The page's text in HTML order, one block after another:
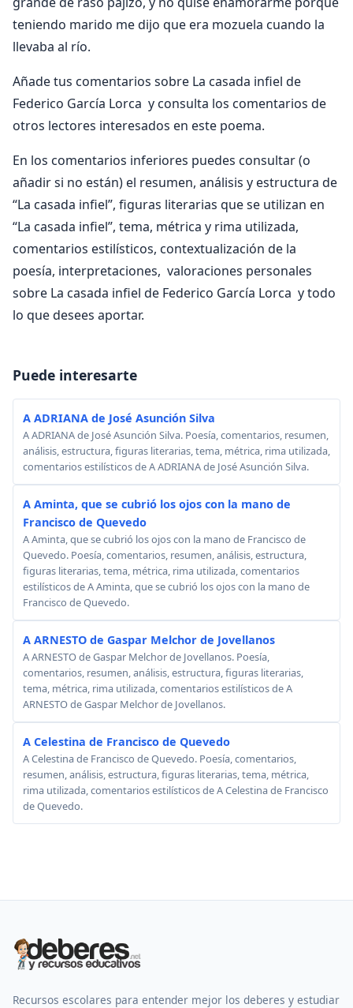
teniendo marido me dijo que era mozuela cuando la
llevaba al río.
Añade tus comentarios sobre La casada infiel de
Federico García Lorca y consulta los comentarios de
otros lectores interesados en este poema.
En los comentarios inferiores puedes consultar (o
añadir si no están) el resumen, análisis y estructura de
“La casada infiel”, figuras literarias que se utilizan en
“La casada infiel”, tema, métrica y rima utilizada,
comentarios estilísticos, contextualización de la
poesía, interpretaciones, valoraciones personales
sobre La casada infiel de Federico García Lorca y todo
lo que desees aportar.
Puede interesarte
A ADRIANA de José Asunción Silva
A ADRIANA de José Asunción Silva. Poesía, comentarios, resumen,
análisis, estructura, figuras literarias, tema, métrica, rima utilizada,
comentarios estilísticos de A ADRIANA de José Asunción Silva.
A Aminta, que se cubrió los ojos con la mano de
Francisco de Quevedo
A Aminta, que se cubrió los ojos con la mano de Francisco de
Quevedo. Poesía, comentarios, resumen, análisis, estructura,
figuras literarias, tema, métrica, rima utilizada, comentarios
estilísticos de A Aminta, que se cubrió los ojos con la mano de
Francisco de Quevedo.
A ARNESTO de Gaspar Melchor de Jovellanos
A ARNESTO de Gaspar Melchor de Jovellanos. Poesía,
comentarios, resumen, análisis, estructura, figuras literarias,
tema, métrica, rima utilizada, comentarios estilísticos de A
ARNESTO de Gaspar Melchor de Jovellanos.
A Celestina de Francisco de Quevedo
A Celestina de Francisco de Quevedo. Poesía, comentarios,
resumen, análisis, estructura, figuras literarias, tema, métrica,
rima utilizada, comentarios estilísticos de A Celestina de Francisco
de Quevedo.
Recursos escolares para entender mejor los deberes y estudiar